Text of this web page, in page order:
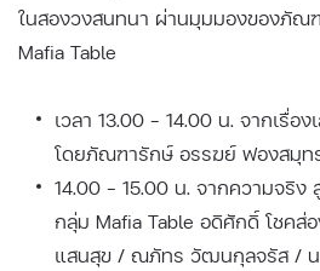
ในสองวงสนทนา ผ่านมุมมองของภัณ
Mafia Table
เวลา 13.00 – 14.00 น. จากเรื่อ
โดยภัณฑารักษ์ อรรฆย์ ฟองสมุท
14.00 - 15.00 น. จากความจริง
กลุ่ม Mafia Table อดิศักดิ์ โชคส่
แสนสุข / ณภัทร วัฒนกุลจรัส / น